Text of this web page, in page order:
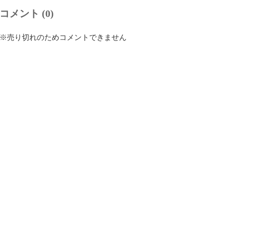
コメント (0)
※売り切れのためコメントできません